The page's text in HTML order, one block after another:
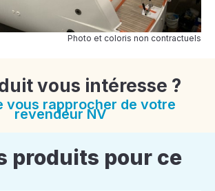
Photo et coloris non contractuels
vous intéresse ?
vous rapprocher de votre
revendeur NV
produits pour ce